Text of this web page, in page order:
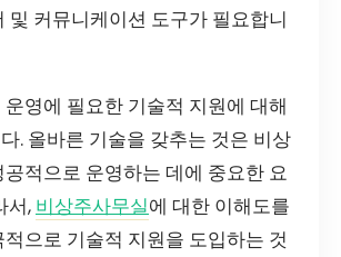
및 커뮤니케이션 도구가 필요합니
영에 필요한 기술적 지원에 대해
. 올바른 기술을 갖추는 것은 비상
적으로 운영하는 데에 중요한 요
서, 비상주사무실에 대한 이해도를
으로 기술적 지원을 도입하는 것